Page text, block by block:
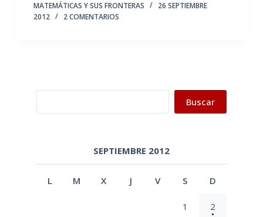
MATEMÁTICAS Y SUS FRONTERAS
26 SEPTIEMBRE
2012
2 COMENTARIOS
Buscar
SEPTIEMBRE 2012
L M X J V S D
1 2